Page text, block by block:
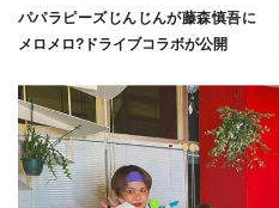
パパラピーズじんじんが藤森慎吾に
メロメロ?ドライブコラボが公開